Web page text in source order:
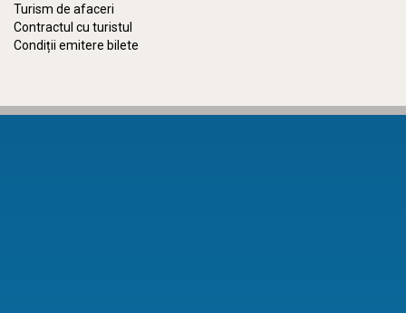
Turism de afaceri
Contractul cu turistul
Condiții emitere bilete